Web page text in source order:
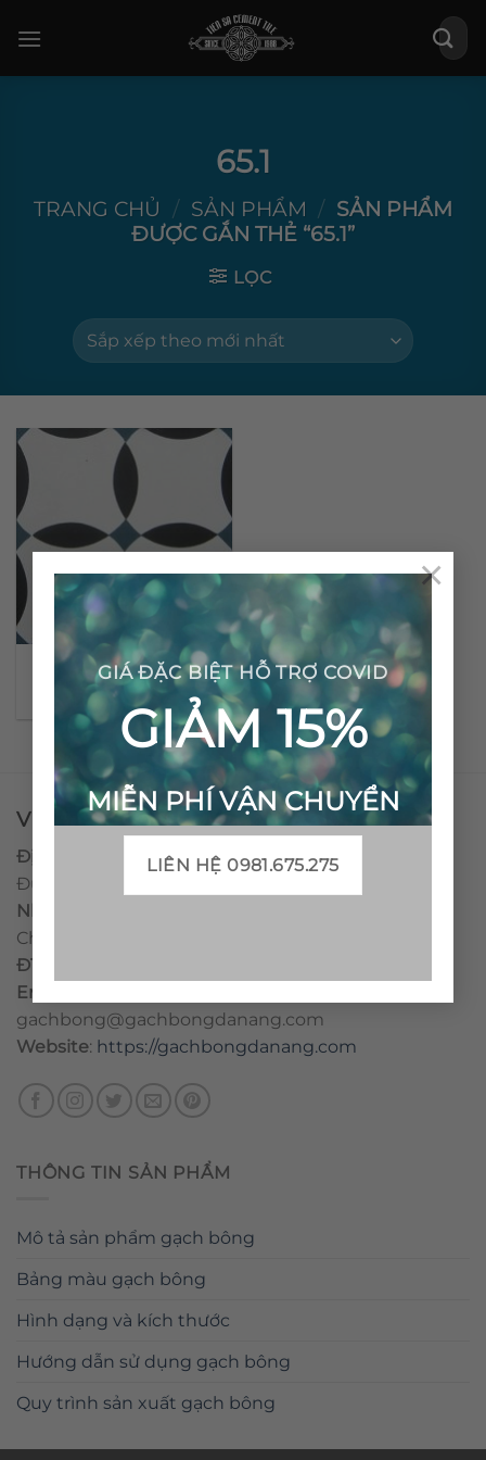
GIÁ ĐẶC BIỆT HỖ TRỢ COVID
GIẢM 15%
MIỄN PHÍ VẬN CHUYỂN
LIÊN HỆ 0981.675.275
×
qua
Tìm
kiếm:
65.1
TRANG CHỦ / SẢN PHẨM / SẢN PHẨM
ĐƯỢC GẮN THẺ “65.1”
LỌC
Gạch bông cổ điển CTS
65.1
VPĐD - CTY TNHH GẠCH BÔNG VIỆT NAM
Địa chỉ:
CCN Quán Lát, Xã Đức Chánh, Huyện Mộ
Đức, Tỉnh Quảng Ngãi
Nhà máy miền trung:
Chánh, Huyện Mộ Đức, Tỉnh Quảng Ngãi, Việt Nam
ĐT
Email
gachbong@gachbongdanang.com
Website: https://gachbongdanang.com
THÔNG TIN SẢN PHẨM
Mô tả sản phẩm gạch bông
Bảng màu gạch bông
Hình dạng và kích thước
Hướng dẫn sử dụng gạch bông
Quy trình sản xuất gạch bông